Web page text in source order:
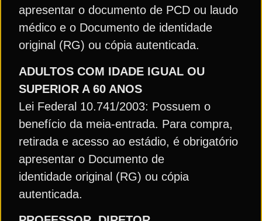
apresentar o documento de PCD ou laudo
médico e o Documento de identidade
original (RG) ou cópia autenticada.
ADULTOS COM IDADE IGUAL OU
SUPERIOR A 60 ANOS
Lei Federal 10.741/2003: Possuem o
benefício da meia-entrada. Para compra,
retirada e acesso ao estádio, é obrigatório
apresentar o Documento de
identidade original (RG) ou cópia
autenticada.